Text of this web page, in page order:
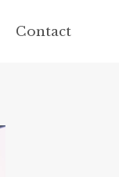
Contact